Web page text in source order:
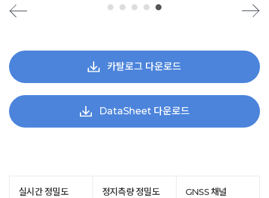
카탈로그 다운로드
DataSheet 다운로드
실시간 정밀도
정지측량 정밀도 GNSS 채널